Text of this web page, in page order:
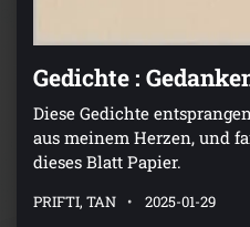
Gedichte :
Diese Gedichte
aus meinem Herzen, und
dieses Blatt Papier.
PRIFTI, TAN 2025-01-29